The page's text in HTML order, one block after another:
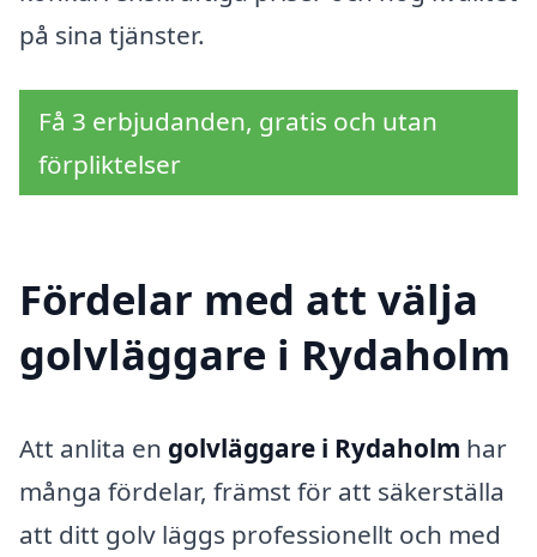
på sina tjänster.
Få 3 erbjudanden, gratis och utan
förpliktelser
Fördelar med att välja
golvläggare i Rydaholm
Att anlita en golvläggare i Rydaholm har
många fördelar, främst för att säkerställa
att ditt golv läggs professionellt och med